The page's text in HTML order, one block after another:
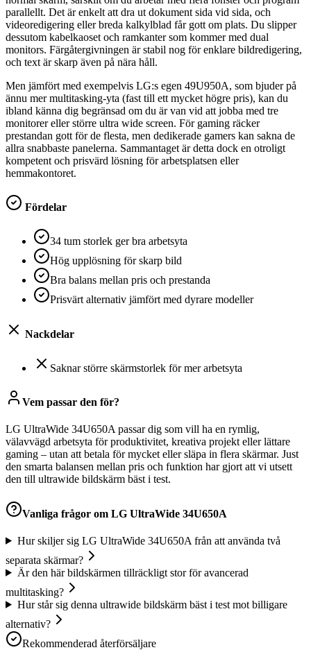
parallellt. Det är enkelt att dra ut dokument sida vid sida, och
videoredigering eller breda kalkylblad får gott om plats. Du slipper
dessutom kabelkaoset och ramkanter som kommer med dual
monitors. Färgåtergivningen är stabil nog för enklare bildredigering,
och text är skarp även på nära håll.
Men jämfört med exempelvis LG:s egen 49U950A, som bjuder på
ännu mer multitasking-yta (fast till ett mycket högre pris), kan du
ibland känna dig begränsad om du är van vid att jobba med tre
monitorer eller större ultra wide screen. För gaming räcker
prestandan gott för de flesta, men dedikerade gamers kan sakna de
allra snabbaste panelerna. Sammantaget är detta dock en otroligt
kompetent och prisvärd lösning för arbetsplatsen eller
hemmakontoret.
Fördelar
34 tum storlek ger bra arbetsyta
Hög upplösning för skarp bild
Bra balans mellan pris och prestanda
Prisvärt alternativ jämfört med dyrare modeller
Nackdelar
Saknar större skärmstorlek för mer arbetsyta
Vem passar den för?
LG UltraWide 34U650A passar dig som vill ha en rymlig,
välavvägd arbetsyta för produktivitet, kreativa projekt eller lättare
gaming – utan att betala för mycket eller släpa in flera skärmar. Just
den smarta balansen mellan pris och funktion har gjort att vi utsett
den till ultrawide bildskärm bäst i test.
Vanliga frågor om LG UltraWide 34U650A
Hur skiljer sig LG UltraWide 34U650A från att använda två
separata skärmar?
Är den här bildskärmen tillräckligt stor för avancerad
multitasking?
Hur står sig denna ultrawide bildskärm bäst i test mot billigare
alternativ?
Rekommenderad återförsäljare